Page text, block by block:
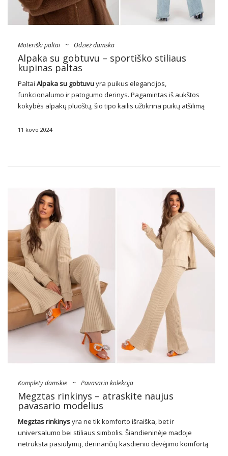
Moteriški paltai ~ Odzież damska
Alpaka su gobtuvu – sportiško stiliaus
kupinas paltas
Paltai Alpaka su gobtuvuyra puikus elegancijos,
funkcionalumo ir patogumo derinys. Pagamintas iš aukštos
kokybės alpakų pluoštų, šio tipo kailis užtikrina puikų atšilimą
gaubtas ne tik prideda stilingą prisilietimą, …
11 kovo 2024
Komplety damskie ~ Pavasario kolekcija
Megztas rinkinys – atraskite naujus
pavasario modelius
Megztas rinkinysyra ne tik komforto išraiška, bet ir
universalumo bei stiliaus simbolis. Šiandieninėje madoje
netrūksta pasiūlymų, derinančių kasdienio dėvėjimo komfortą